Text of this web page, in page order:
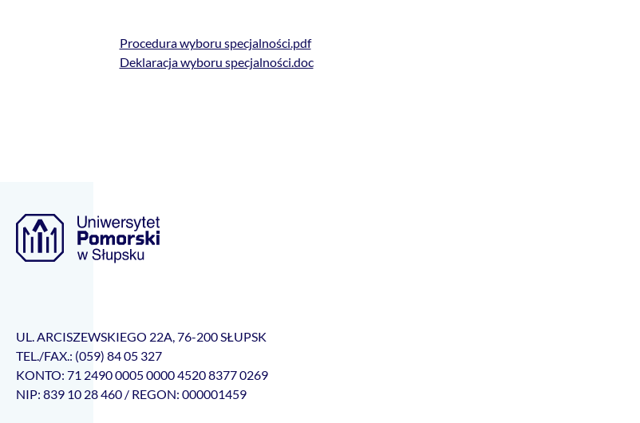
Procedura wyboru specjalności.pdf
Deklaracja wyboru specjalności.doc
UL. ARCISZEWSKIEGO 22A, 76-200 SŁUPSK
TEL./FAX.: (059) 84 05 327
KONTO: 71 2490 0005 0000 4520 8377 0269
NIP: 839 10 28 460 / REGON: 000001459